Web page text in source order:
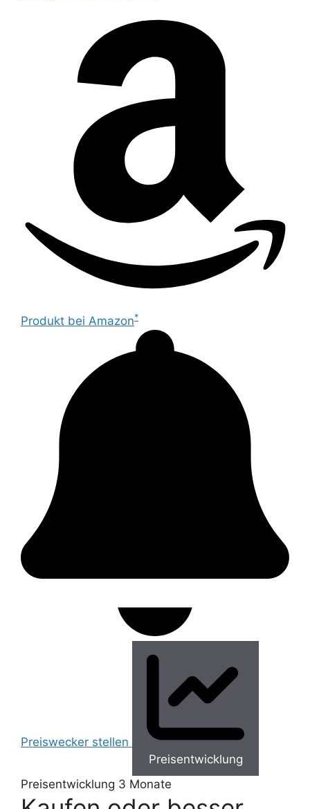
Produkt bei Amazon*
Preiswecker stellen
Preisentwicklung
Preisentwicklung 3 Monate